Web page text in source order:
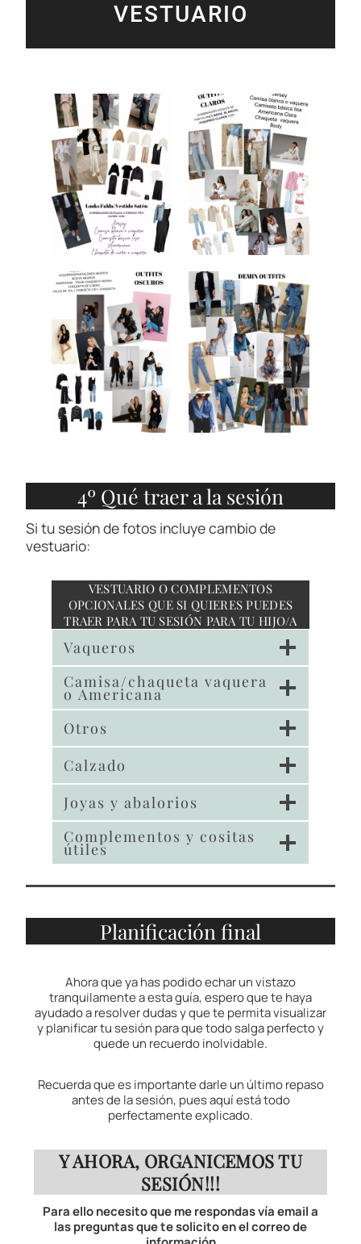
VESTUARIO
4º Qué traer a la sesión
Si tu sesión de fotos incluye cambio de
vestuario:
VESTUARIO O COMPLEMENTOS
OPCIONALES QUE SI QUIERES PUEDES
TRAER PARA TU SESIÓN PARA TU HIJO/A
Vaqueros
Camisa/chaqueta vaquera
o Americana
Otros
Calzado
Joyas y abalorios
Complementos y cositas
útiles
Planificación final
Ahora que ya has podido echar un vistazo
tranquilamente a esta guía, espero que te haya
ayudado a resolver dudas y que te permita visualizar
y planificar tu sesión para que todo salga perfecto y
quede un recuerdo inolvidable.
Recuerda que es importante darle un último repaso
antes de la sesión, pues aquí está todo
perfectamente explicado.
Y AHORA, ORGANICEMOS TU
SESIÓN!!!
Para ello necesito que me respondas vía email a
las preguntas que te solicito en el correo de